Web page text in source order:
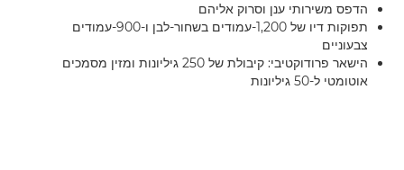
הדפס משירותי ענן וסרוק אליהם
תפוקות דיו של 1,200-עמודים בשחור-לבן ו-900-עמודים
צבעוניים
הישאר פרודוקטיבי: קיבולת של 250 גיליונות ומזין מסמכים
אוטומטי ל-50 גיליונות